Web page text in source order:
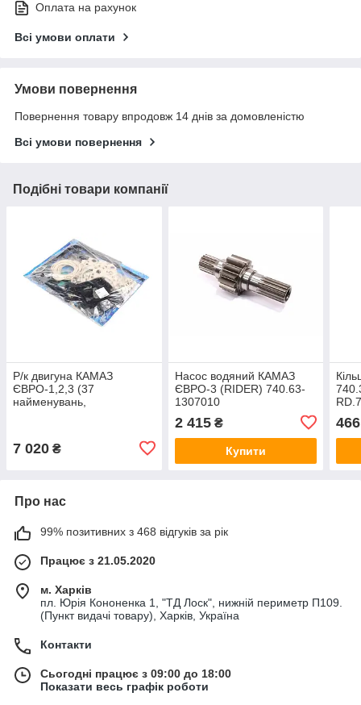
Оплата на рахунок
Всі умови оплати
Умови повернення
Повернення товару впродовж 14 днів за домовленістю
Всі умови повернення
Подібні товари компанії
Р/к двигуна КАМАЗ
ЄВРО-1,2,3 (37
найменувань,
7 020 ₴
Насос водяний КАМАЗ
ЄВРО-3 (RIDER) 740.63-
1307010
2 415₴
Купити
466
Про нас
99% позитивних з 468 відгуків за рік
Працює з 21.05.2020
м. Харків
пл. Юрія Кононенка 1, "ТД Лоск", нижній периметр П109.
(Пункт видачі товару), Харків, Україна
Контакти
Сьогодні працює з 09:00 до 18:00
Показати весь графік роботи